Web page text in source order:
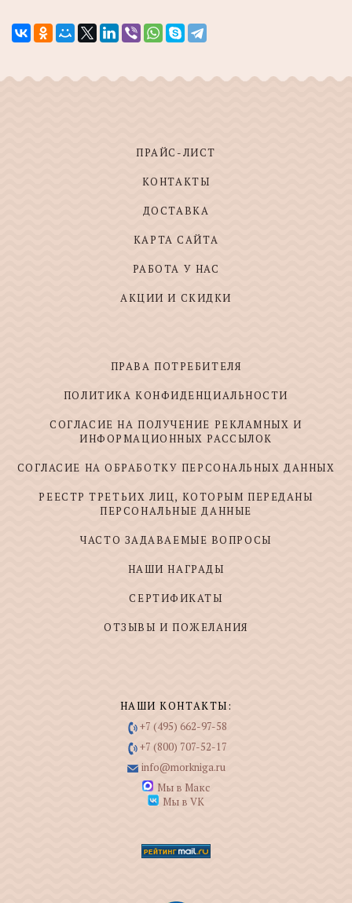
ПРАЙС-ЛИСТ
КОНТАКТЫ
ДОСТАВКА
КАРТА САЙТА
РАБОТА У НАС
АКЦИИ И СКИДКИ
ПРАВА ПОТРЕБИТЕЛЯ
ПОЛИТИКА КОНФИДЕНЦИАЛЬНОСТИ
СОГЛАСИЕ НА ПОЛУЧЕНИЕ РЕКЛАМНЫХ И
ИНФОРМАЦИОННЫХ РАССЫЛОК
СОГЛАСИЕ НА ОБРАБОТКУ ПЕРСОНАЛЬНЫХ ДАННЫХ
РЕЕСТР ТРЕТЬИХ ЛИЦ, КОТОРЫМ ПЕРЕДАНЫ
ПЕРСОНАЛЬНЫЕ ДАННЫЕ
ЧАСТО ЗАДАВАЕМЫЕ ВОПРОСЫ
НАШИ НАГРАДЫ
СЕРТИФИКАТЫ
ОТЗЫВЫ И ПОЖЕЛАНИЯ
НАШИ КОНТАКТЫ:
+7 (495) 662-97-58
+7 (800) 707-52-17
info@morkniga.ru
Мы в Макс
Мы в VK